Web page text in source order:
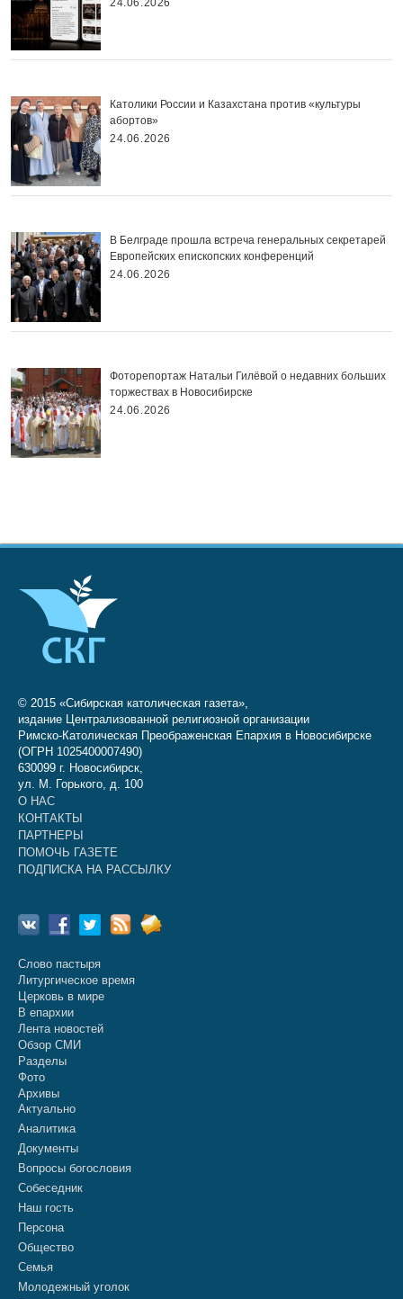
24.06.2026
Католики России и Казахстана против «культуры
абортов»
24.06.2026
В Белграде прошла встреча генеральных секретарей
Европейских епископских конференций
24.06.2026
Фоторепортаж Натальи Гилёвой о недавних больших
торжествах в Новосибирске
24.06.2026
© 2015 «Сибирская католическая газета»,
издание Централизованной религиозной организации
Римско-Католическая Преображенская Епархия в Новосибирске
(ОГРН 1025400007490)
630099 г. Новосибирск,
ул. М. Горького, д. 100
О НАС
КОНТАКТЫ
ПАРТНЕРЫ
ПОМОЧЬ ГАЗЕТЕ
ПОДПИСКА НА РАССЫЛКУ
Слово пастыря
Литургическое время
Церковь в мире
В епархии
Лента новостей
Обзор СМИ
Разделы
Фото
Архивы
Актуально
Аналитика
Документы
Вопросы богословия
Собеседник
Наш гость
Персона
Общество
Семья
Молодежный уголок